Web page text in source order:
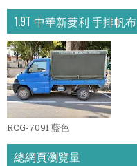
1.9T 中華新菱利 手排帆布
RCG-7091 藍色
總網頁瀏覽量